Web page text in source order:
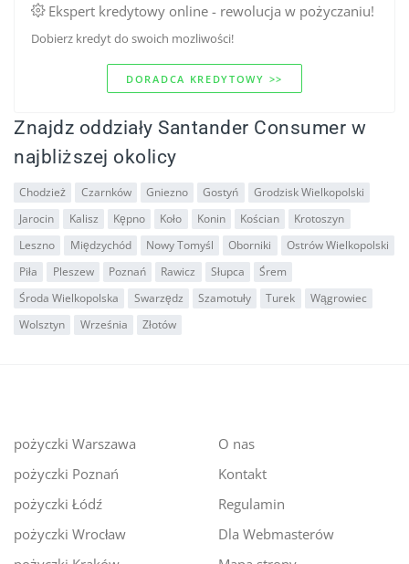
Ekspert kredytowy online - rewolucja w pożyczaniu!
Dobierz kredyt do swoich mozliwości!
DORADCA KREDYTOWY >>
Znajdz oddziały Santander Consumer w
najbliższej okolicy
Chodzież Czarnków Gniezno Gostyń
Grodzisk Wielkopolski
Jarocin
Kalisz Kępno Koło Konin Kościan
Krotoszyn
Leszno
Międzychód Nowy Tomyśl Oborniki
Ostrów Wielkopolski
Piła
Pleszew Poznań Rawicz Słupca
Śrem
Środa Wielkopolska
Swarzędz Szamotuły Turek
Wągrowiec
Wolsztyn
Września Złotów
pożyczki Warszawa
pożyczki Poznań
pożyczki Łódź
pożyczki Wrocław
O nas
Kontakt
Regulamin
Dla Webmasterów